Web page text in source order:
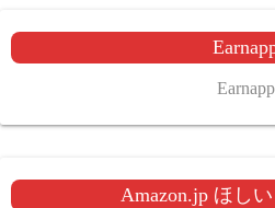
Earnapp
Amazon.jp ほし